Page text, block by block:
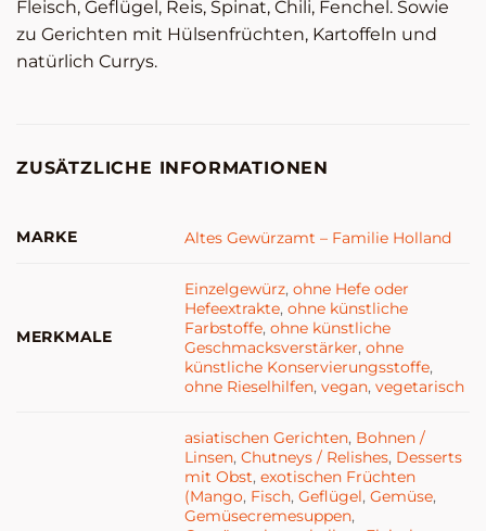
Fleisch, Geflügel, Reis, Spinat, Chili, Fenchel. Sowie
zu Gerichten mit Hülsenfrüchten, Kartoffeln und
natürlich Currys.
ZUSÄTZLICHE INFORMATIONEN
MARKE Altes Gewürzamt – Familie Holland
MERKMALE
Einzelgewürz,ohne Hefe oder
Hefeextrakte,ohne künstliche
Farbstoffe,ohne künstliche
Geschmacksverstärker,ohne
künstliche Konservierungsstoffe,
ohne Rieselhilfen,vegan,vegetarisch
asiatischen Gerichten, Bohnen /
Linsen,Chutneys / Relishes, Desserts
mit Obst,exotischen Früchten
(Mango, Fisch,Geflügel,Gemüse,
Gemüsecremesuppen,